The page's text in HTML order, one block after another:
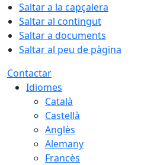
Saltar a la capçalera
Saltar al contingut
Saltar a documents
Saltar al peu de pàgina
Contactar
Idiomes
Català
Castellà
Anglès
Alemany
Francès